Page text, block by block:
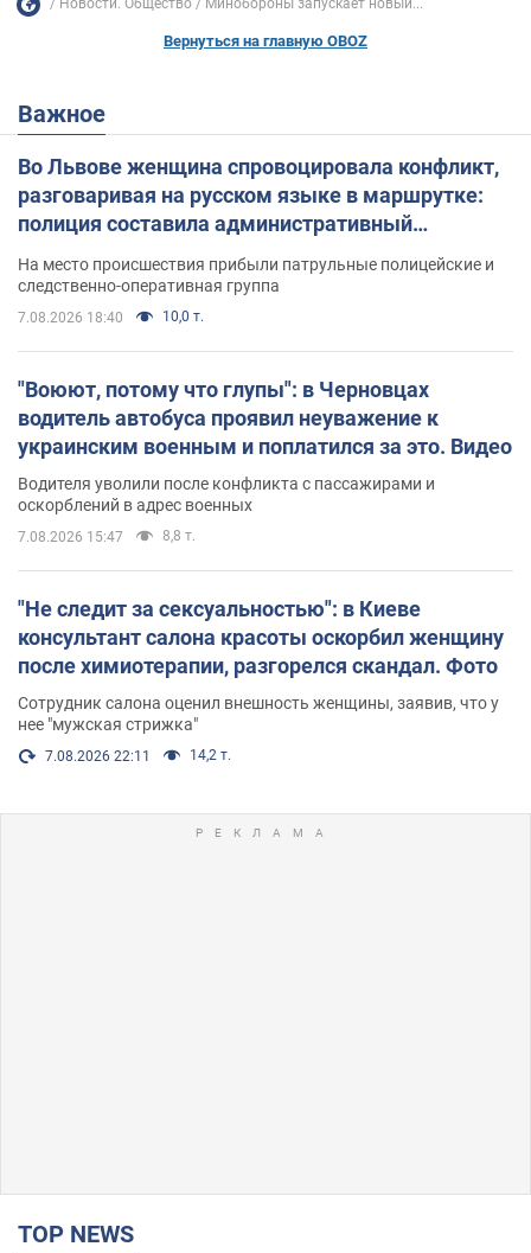
Новости. Общество Минобороны запускает новый...
Вернуться на главную OBOZ
Важное
Во Львове женщина спровоцировала конфликт,
разговаривая на русском языке в маршрутке:
полиция составила административный
На место происшествия прибыли патрульные полицейские и
следственно-оперативная группа
7.08.2026 18:40 10,0 т.
"Воюют, потому что глупы": в Черновцах
водитель автобуса проявил неуважение к
украинским военным и поплатился за это. Видео
Водителя уволили после конфликта с пассажирами и
оскорблений в адрес военных
7.08.2026 15:47 8,8 т.
"Не следит за сексуальностью": в Киеве
консультант салона красоты оскорбил женщину
после химиотерапии, разгорелся скандал. Фото
Сотрудник салона оценил внешность женщины, заявив, что у
нее "мужская стрижка"
7.08.2026 22:11 14,2 т.
TOP NEWS